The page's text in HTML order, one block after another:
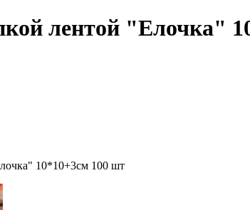
лентой "Елочка"
10*10+3см 100 шт